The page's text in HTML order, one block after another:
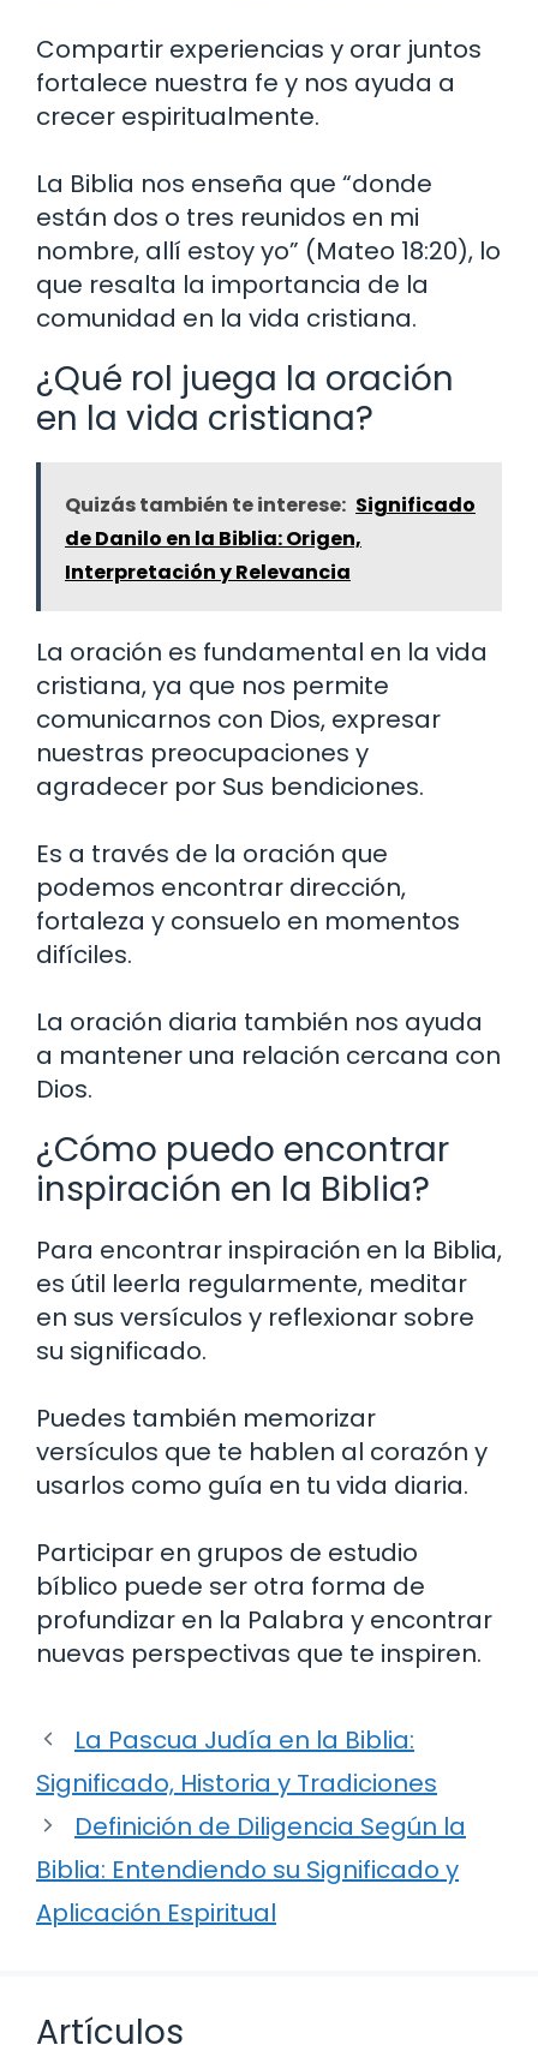
Compartir experiencias y orar juntos
fortalece nuestra fe y nos ayuda a
crecer espiritualmente.
La Biblia nos enseña que “donde
están dos o tres reunidos en mi
nombre, allí estoy yo” (Mateo 18:20), lo
que resalta la importancia de la
comunidad en la vida cristiana.
¿Qué rol juega la oración
en la vida cristiana?
Quizás también te interese: Significado
de Danilo en la Biblia: Origen,
Interpretación y Relevancia
La oración es fundamental en la vida
cristiana, ya que nos permite
comunicarnos con Dios, expresar
nuestras preocupaciones y
agradecer por Sus bendiciones.
Es a través de la oración que
podemos encontrar dirección,
fortaleza y consuelo en momentos
difíciles.
La oración diaria también nos ayuda
a mantener una relación cercana con
Dios.
¿Cómo puedo encontrar
inspiración en la Biblia?
Para encontrar inspiración en la Biblia,
es útil leerla regularmente, meditar
en sus versículos y reflexionar sobre
su significado.
Puedes también memorizar
versículos que te hablen al corazón y
usarlos como guía en tu vida diaria.
Participar en grupos de estudio
bíblico puede ser otra forma de
profundizar en la Palabra y encontrar
nuevas perspectivas que te inspiren.
La Pascua Judía en la Biblia:
Significado, Historia y Tradiciones
Definición de Diligencia Según la
Biblia: Entendiendo su Significado y
Aplicación Espiritual
Artículos